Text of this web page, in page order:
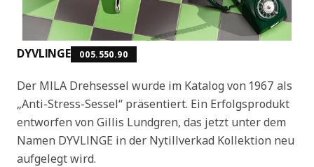
DYVLINGE 005.550.90
Der MILA Drehsessel wurde im Katalog von 1967 als
„Anti-Stress-Sessel“ präsentiert. Ein Erfolgsprodukt
entworfen von Gillis Lundgren, das jetzt unter dem
Namen DYVLINGE in der Nytillverkad Kollektion neu
aufgelegt wird.